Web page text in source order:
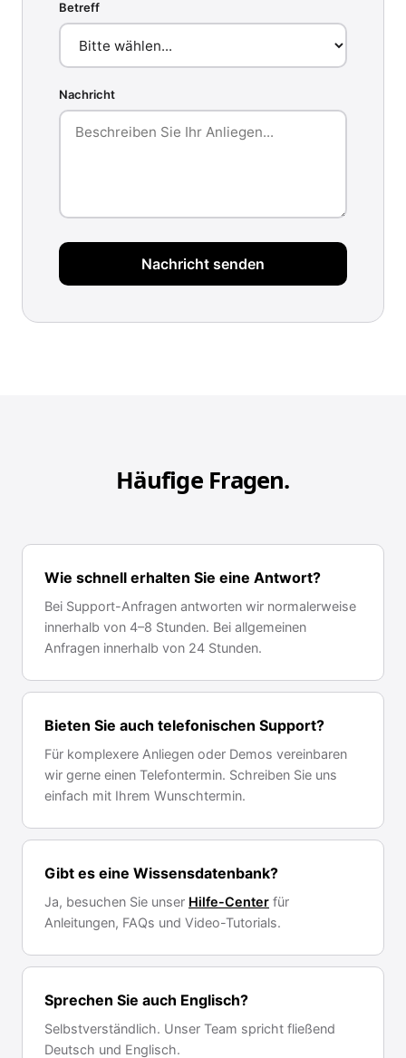
Betreff
Nachricht
Nachricht senden
Häufige Fragen.
Wie schnell erhalten Sie eine Antwort?
Bei Support-Anfragen antworten wir normalerweise
innerhalb von 4–8 Stunden. Bei allgemeinen
Anfragen innerhalb von 24 Stunden.
Bieten Sie auch telefonischen Support?
Für komplexere Anliegen oder Demos vereinbaren
wir gerne einen Telefontermin. Schreiben Sie uns
einfach mit Ihrem Wunschtermin.
Gibt es eine Wissensdatenbank?
Ja, besuchen Sie unser Hilfe-Center für
Anleitungen, FAQs und Video-Tutorials.
Sprechen Sie auch Englisch?
Selbstverständlich. Unser Team spricht fließend
Deutsch und Englisch.